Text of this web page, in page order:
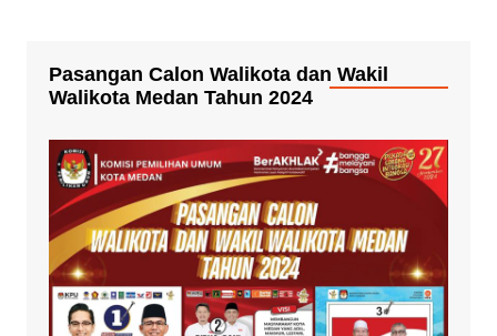
Pasangan Calon Walikota dan Wakil
Walikota Medan Tahun 2024